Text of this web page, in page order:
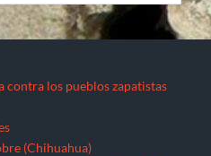
contra los pueblos zapatistas
(Chihuahua)